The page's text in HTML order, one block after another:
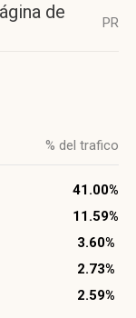
de
PR
% del trafico
41.00%
11.59%
3.60%
2.73%
2.59%